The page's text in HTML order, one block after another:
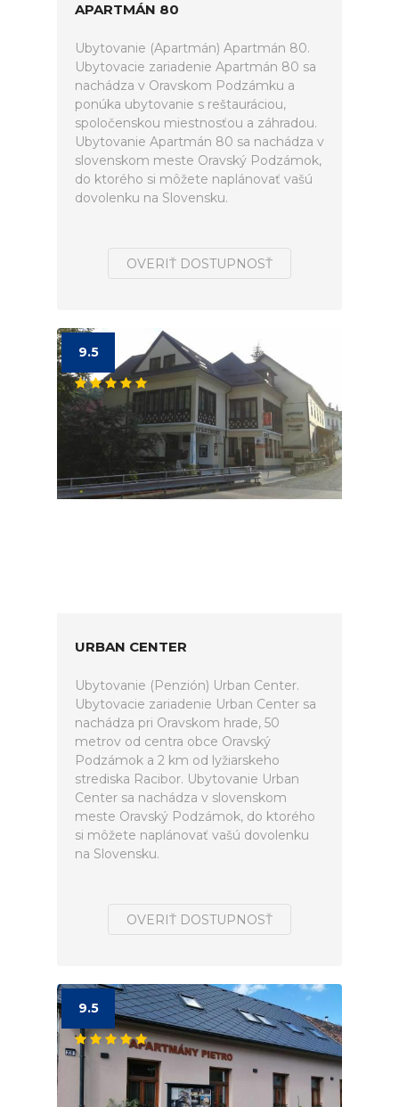
APARTMÁN 80
Ubytovanie (Apartmán) Apartmán 80.
Ubytovacie zariadenie Apartmán 80 sa
nachádza v Oravskom Podzámku a
ponúka ubytovanie s reštauráciou,
spoločenskou miestnosťou a záhradou.
Ubytovanie Apartmán 80 sa nachádza v
slovenskom meste Oravský Podzámok,
do ktorého si môžete naplánovať vašú
dovolenku na Slovensku.
OVERIŤ DOSTUPNOSŤ
9.5
URBAN CENTER
Ubytovanie (Penzión) Urban Center.
Ubytovacie zariadenie Urban Center sa
nachádza pri Oravskom hrade, 50
metrov od centra obce Oravský
Podzámok a 2 km od lyžiarskeho
strediska Racibor. Ubytovanie Urban
Center sa nachádza v slovenskom
meste Oravský Podzámok, do ktorého
si môžete naplánovať vašú dovolenku
na Slovensku.
OVERIŤ DOSTUPNOSŤ
9.5